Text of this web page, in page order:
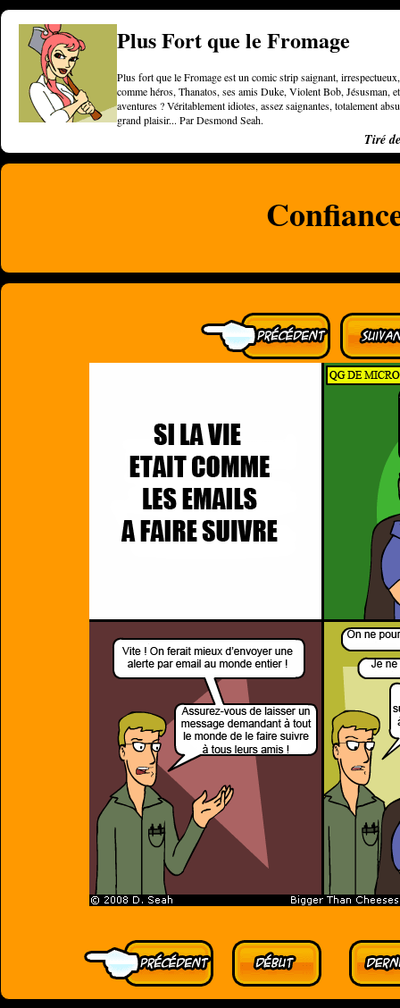
Plus Fort que le Fromage
Plus fort que le Fromage est un comic strip saignant,
comme héros, Thanatos, ses amis Duke, Violent Bob, Jésusman,
aventures ? Véritablement idiotes, assez saignantes, totalement
grand plaisir... Par Desmond Seah.
Tiré